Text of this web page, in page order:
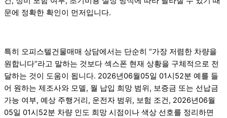
문에 정확한 확인이 먼저입니다.
특히 오피스텔건물매매 상담에서는 단순히 “가장 저렴한 차량을
원합니다”라고 말하는 것보다 섹스폰 현재 상황을 구체적으로 전
달하는 것이 도움이 됩니다. 2026년06월05일 01시52분 예를 들
어 원하는 제조사와 모델, 월 납입 희망 범위, 보증금 또는 선납금
가능 여부, 예상 주행거리, 운전자 범위, 보험 조건, 2026년06월
05일 01시52분 차량 인도 희망 시점이나 색상 선호를 정리하면